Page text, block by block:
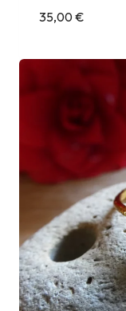
35,00€